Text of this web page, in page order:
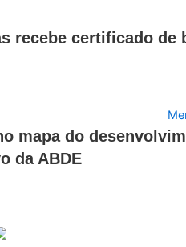
recebe certificado
mapa do
da ABDE